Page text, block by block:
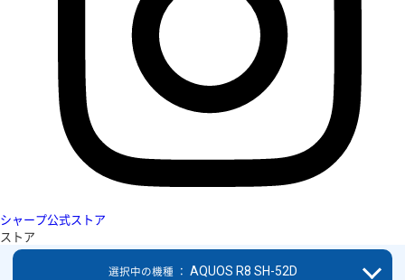
シャープ公式ストア
ストア
選択中の機種 ： AQUOS R8 SH-52D